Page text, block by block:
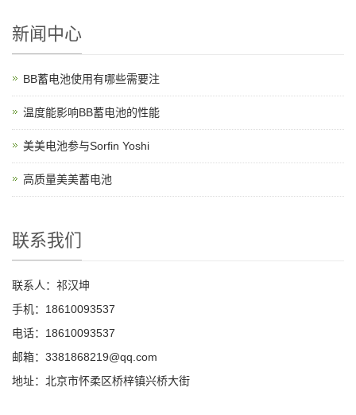
新闻中心
BB蓄电池使用有哪些需要注
温度能影响BB蓄电池的性能
美美电池参与Sorfin Yoshi
高质量美美蓄电池
联系我们
联系人：祁汉坤
手机：18610093537
电话：18610093537
邮箱：3381868219@qq.com
地址：北京市怀柔区桥梓镇兴桥大街